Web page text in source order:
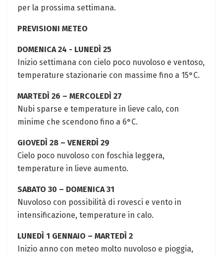
per la prossima settimana.
PREVISIONI METEO
DOMENICA‌ 24 ⁢-​ LUNEDÌ 25
Inizio settimana con cielo poco nuvoloso e ventoso,⁣
temperature stazionarie ⁢con massime fino a 15°C.
MARTEDÌ 26 – MERCOLEDÌ 27
Nubi sparse e temperature in lieve calo, con
‌minime che ​scendono fino a 6°C.⁤
GIOVEDÌ 28 – VENERDÌ 29
Cielo poco nuvoloso con foschia leggera,⁢
temperature in lieve aumento.
SABATO 30 – DOMENICA 31
Nuvoloso ⁣con possibilità di rovesci e vento in
intensificazione,⁣ temperature⁤ in calo.
LUNEDÌ‌ 1 GENNAIO – MARTEDÌ ⁢2
Inizio anno con ​meteo molto ⁤nuvoloso e pioggia,